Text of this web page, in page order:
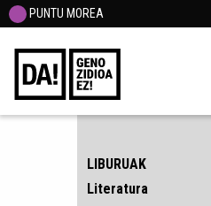
PUNTU MOREA
LIBURUAK
Literatura